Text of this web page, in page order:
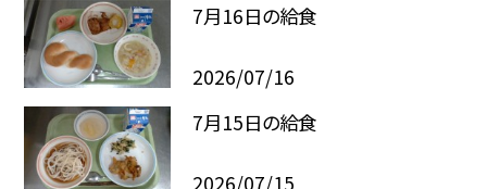
7月16日の給食
2026/07/16
7月15日の給食
2026/07/15